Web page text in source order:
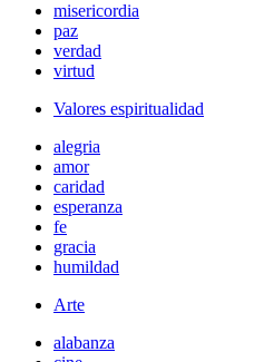
misericordia
paz
verdad
virtud
Valores espiritualidad
alegria
amor
caridad
esperanza
fe
gracia
humildad
Arte
alabanza